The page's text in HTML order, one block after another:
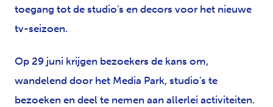
toegang tot de studio's en decors voor het nieuwe
tv-seizoen.
Op 29 juni krijgen bezoekers de kans om,
wandelend door het Media Park, studio's te
bezoeken en deel te nemen aan allerlei activiteiten.